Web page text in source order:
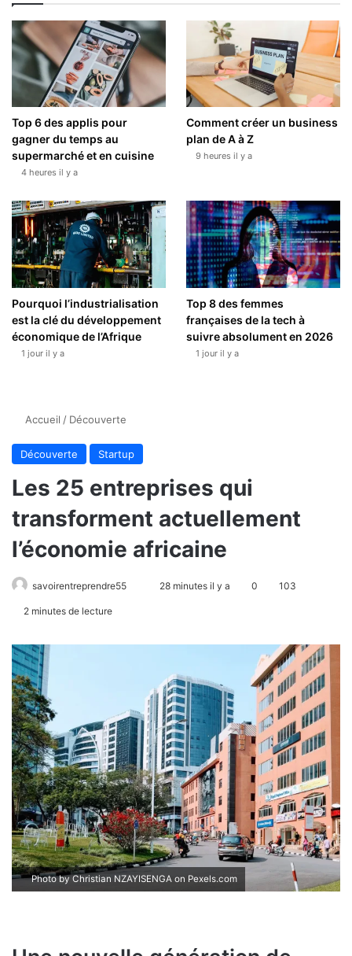
Top 6 des applis pour
gagner du temps au
supermarché et en cuisine
4 heures il y a
Comment créer un business
plan de A à Z
9 heures il y a
Pourquoi l’industrialisation
est la clé du développement
économique de l’Afrique
1 jour il y a
Top 8 des femmes
françaises de la tech à
suivre absolument en 2026
1 jour il y a